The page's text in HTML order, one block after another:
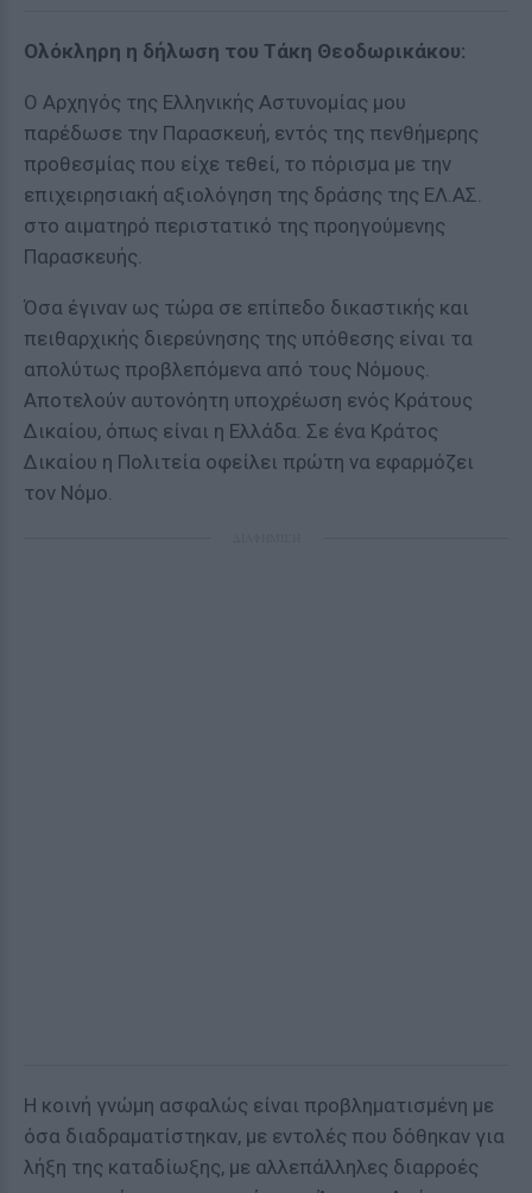
Ολόκληρη η δήλωση του Τάκη Θεοδωρικάκου:
Ο Αρχηγός της Ελληνικής Αστυνομίας μου
παρέδωσε την Παρασκευή, εντός της πενθήμερης
προθεσμίας που είχε τεθεί, το πόρισμα με την
επιχειρησιακή αξιολόγηση της δράσης της ΕΛ.ΑΣ.
στο αιματηρό περιστατικό της προηγούμενης
Παρασκευής.
Όσα έγιναν ως τώρα σε επίπεδο δικαστικής και
πειθαρχικής διερεύνησης της υπόθεσης είναι τα
απολύτως προβλεπόμενα από τους Νόμους.
Αποτελούν αυτονόητη υποχρέωση ενός Κράτους
Δικαίου, όπως είναι η Ελλάδα. Σε ένα Κράτος
Δικαίου η Πολιτεία οφείλει πρώτη να εφαρμόζει
τον Νόμο.
Η κοινή γνώμη ασφαλώς είναι προβληματισμένη με
όσα διαδραματίστηκαν, με εντολές που δόθηκαν για
λήξη της καταδίωξης, με αλλεπάλληλες διαρροές